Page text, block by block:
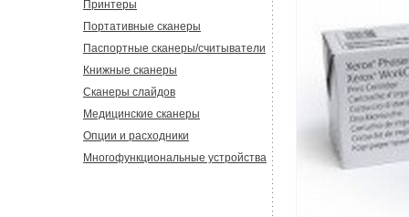
Принтеры
Портативные сканеры
Паспортные сканеры/считыватели
Книжные сканеры
Сканеры слайдов
Медицинские сканеры
Опции и расходники
Многофункциональные устройства